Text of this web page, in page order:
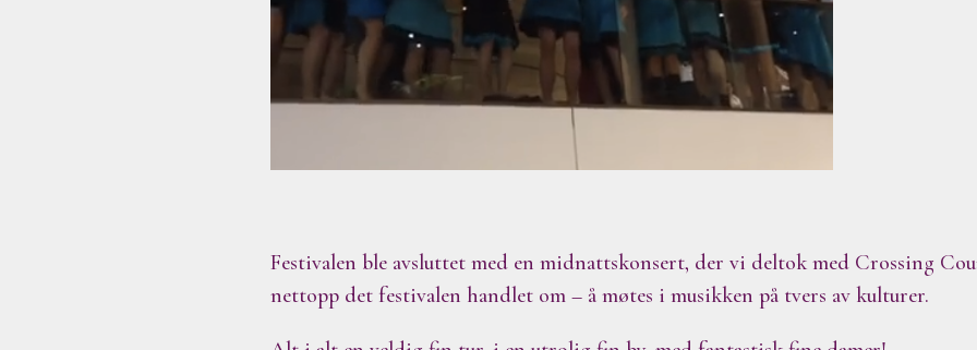
Festivalen ble avsluttet med en midnattskonsert, der vi deltok med Crossing
nettopp det festivalen handlet om – å møtes i musikken på tvers av kulturer.